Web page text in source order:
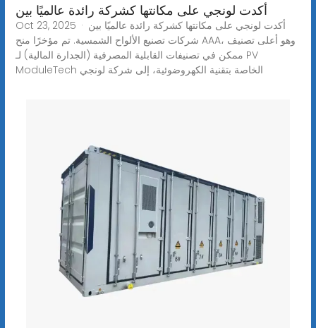
أكدت لونجي على مكانتها كشركة رائدة عالميًا بين
Oct 23, 2025 · أكدت لونجي على مكانتها كشركة رائدة عالميًا بين
شركات تصنيع الألواح الشمسية. تم مؤخرًا منح AAA، وهو أعلى تصنيف
ممكن في تصنيفات القابلية المصرفية (الجدارة المالية) لـ PV
ModuleTech الخاصة بتقنية الكهروضوئية، إلى شركة لونجي